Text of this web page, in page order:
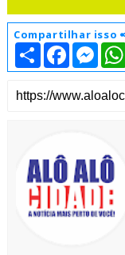
Compartilhar isso
S
h
a
e
F
c
b
M
e
s
e